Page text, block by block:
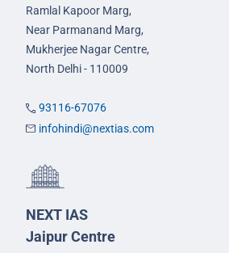
Ramlal Kapoor Marg,
Near Parmanand Marg,
Mukherjee Nagar Centre,
North Delhi - 110009
93116-67076
infohindi@nextias.com
NEXT IAS
Jaipur Centre